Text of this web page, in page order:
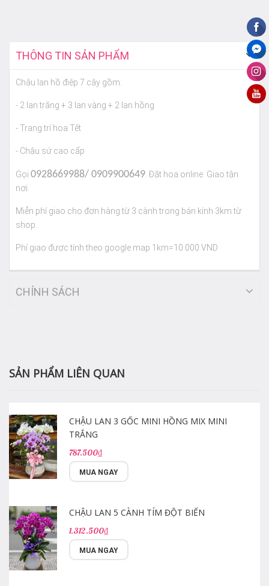
THÔNG TIN SẢN PHẨM
Chậu lan hồ điệp 7 cây gồm:
- 2 lan trắng + 3 lan vàng + 2 lan hồng
- Trang trí hoa Tết
- Chậu sứ cao cấp
Gọi 0928669988/ 0909900649 . Đặt hoa online. Giao tận
nơi.
Miễn phí giao cho đơn hàng từ 3 cành trong bán kính 3km từ
shop.
Phí giao được tính theo google map 1km=10.000 VND
CHÍNH SÁCH
SẢN PHẨM LIÊN QUAN
CHẬU LAN 3 GỐC MINI HỒNG MIX MINI
TRẮNG
787.500₫
MUA NGAY
CHẬU LAN 5 CÀNH TÍM ĐỘT BIẾN
1.312.500₫
MUA NGAY